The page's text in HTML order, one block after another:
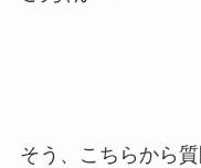
そう、こちらから